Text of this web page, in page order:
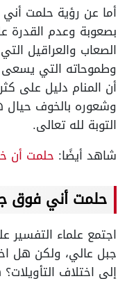
أما عن رؤية حلمت
بصعوبة وعدم القدرة
الصعاب والعراقيل
وطموحاته التي
أن المنام دليل على
وشعوره بالخوف حيال
التوبة لله تعالى.
شاهد أيضًا: حلمت أن
حلمت أني فوق
اجتمع علماء التفسير
جبل عالي، ولكن هل
إلى اختلاف